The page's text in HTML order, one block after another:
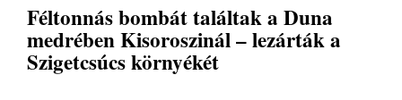
Féltonnás bombát találtak a Duna
medrében Kisoroszinál – lezárták a
Szigetcsúcs környékét